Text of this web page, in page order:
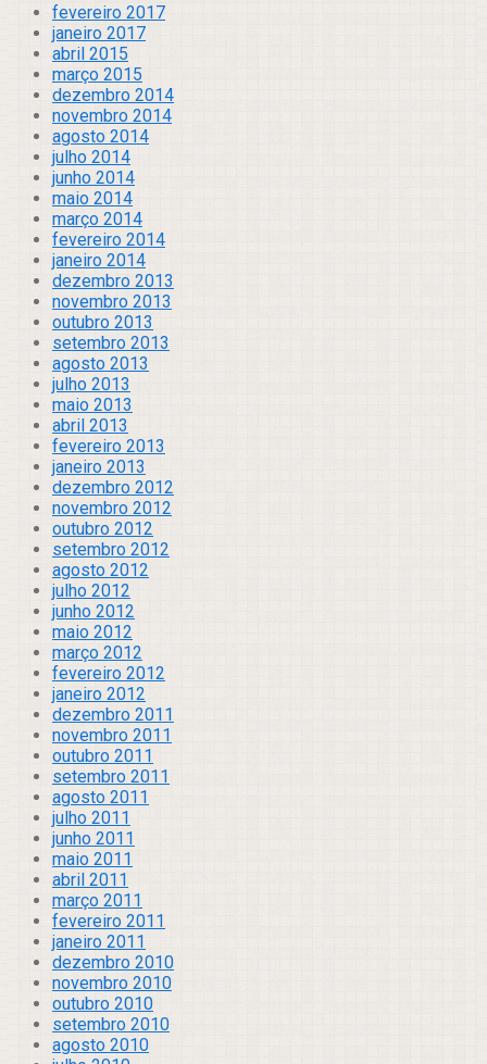
fevereiro 2017
janeiro 2017
abril 2015
março 2015
dezembro 2014
novembro 2014
agosto 2014
julho 2014
junho 2014
maio 2014
março 2014
fevereiro 2014
janeiro 2014
dezembro 2013
novembro 2013
outubro 2013
setembro 2013
agosto 2013
julho 2013
maio 2013
abril 2013
fevereiro 2013
janeiro 2013
dezembro 2012
novembro 2012
outubro 2012
setembro 2012
agosto 2012
julho 2012
junho 2012
maio 2012
março 2012
fevereiro 2012
janeiro 2012
dezembro 2011
novembro 2011
outubro 2011
setembro 2011
agosto 2011
julho 2011
junho 2011
maio 2011
abril 2011
março 2011
fevereiro 2011
janeiro 2011
dezembro 2010
novembro 2010
outubro 2010
setembro 2010
agosto 2010